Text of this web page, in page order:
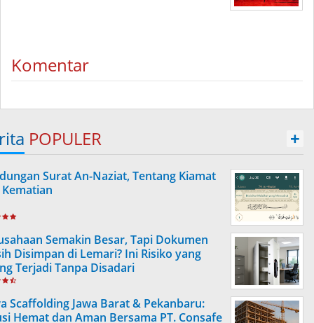
Komentar
POPULER +
Surat An-Naziat, Tentang Kiamat
Semakin Besar, Tapi Dokumen
Disimpan di Lemari? Ini Risiko yang
Terjadi Tanpa Disadari
Scaffolding Jawa Barat & Pekanbaru:
Hemat dan Aman Bersama PT. Consafe